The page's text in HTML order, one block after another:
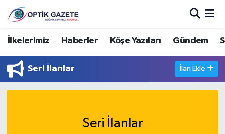
İlkelerimiz Haberler Köşe Yazıları Gündem
Seri İlanlar İlan Ekle
Seri İlanlar
Nöbetçi Eczaneler
Hava Durumu
İstanbul Namaz Vakitleri